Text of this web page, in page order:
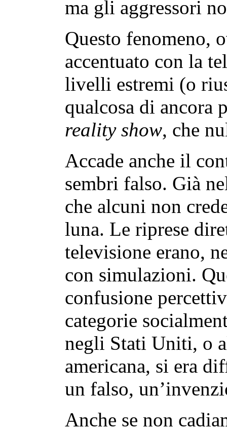
ma gli aggressori
Questo fenomeno,
accentuato con la
livelli estremi (o
qualcosa di ancora
reality show, che
Accade anche il
sembri falso. Già
che alcuni non
luna. Le riprese
televisione erano,
con simulazioni.
confusione
categorie
negli Stati Uniti, o
americana, si era
un falso,
Anche se non